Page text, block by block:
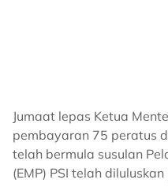
Jumaat lepas Ketua
pembayaran 75 peratus
telah bermula susulan
(EMP) PSI telah